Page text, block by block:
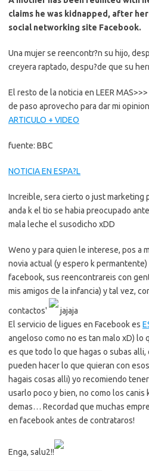
claims he was kidnapped, after
social networking site Facebook.
Una mujer se reencontr?n su hijo,
creyera raptado, despu?de que su
El resto de la noticia en LEER
de paso aprovecho para dar mi
ARTICULO + VIDEO
fuente: BBC
NOTICIA EN ESPA?L
Increible, sera cierto o just marketing
anda k el tio se habia preocupado
mala leche el susodicho xDD
Weno y para quien le interese, pos a
novia actual (y espero k permantente)
facebook, sus reencontrareis con
mis amigos de la infancia) y tal vez,
contactos'
jajaja
El servicio de ligues en Facebook es
angeloso como no es tan malo xD) lo
es que todo lo que hagas o subas
pueden hacer lo que quieran con
hagais cosas alli) yo recomiendo
usarlo poco y bien, no como los canis
demas… Recordad que muchas
en facebook antes de contrataros!
Enga, salu2!!